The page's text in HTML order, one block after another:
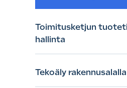
Toimitusketjun
hallinta
Tekoäly rakennusalalla